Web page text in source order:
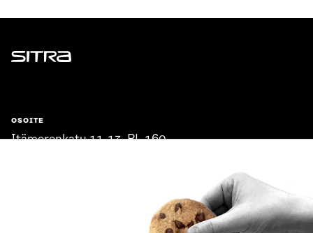
Sitra
OSOITE
Itämerenkatu 11-13, PL 160,